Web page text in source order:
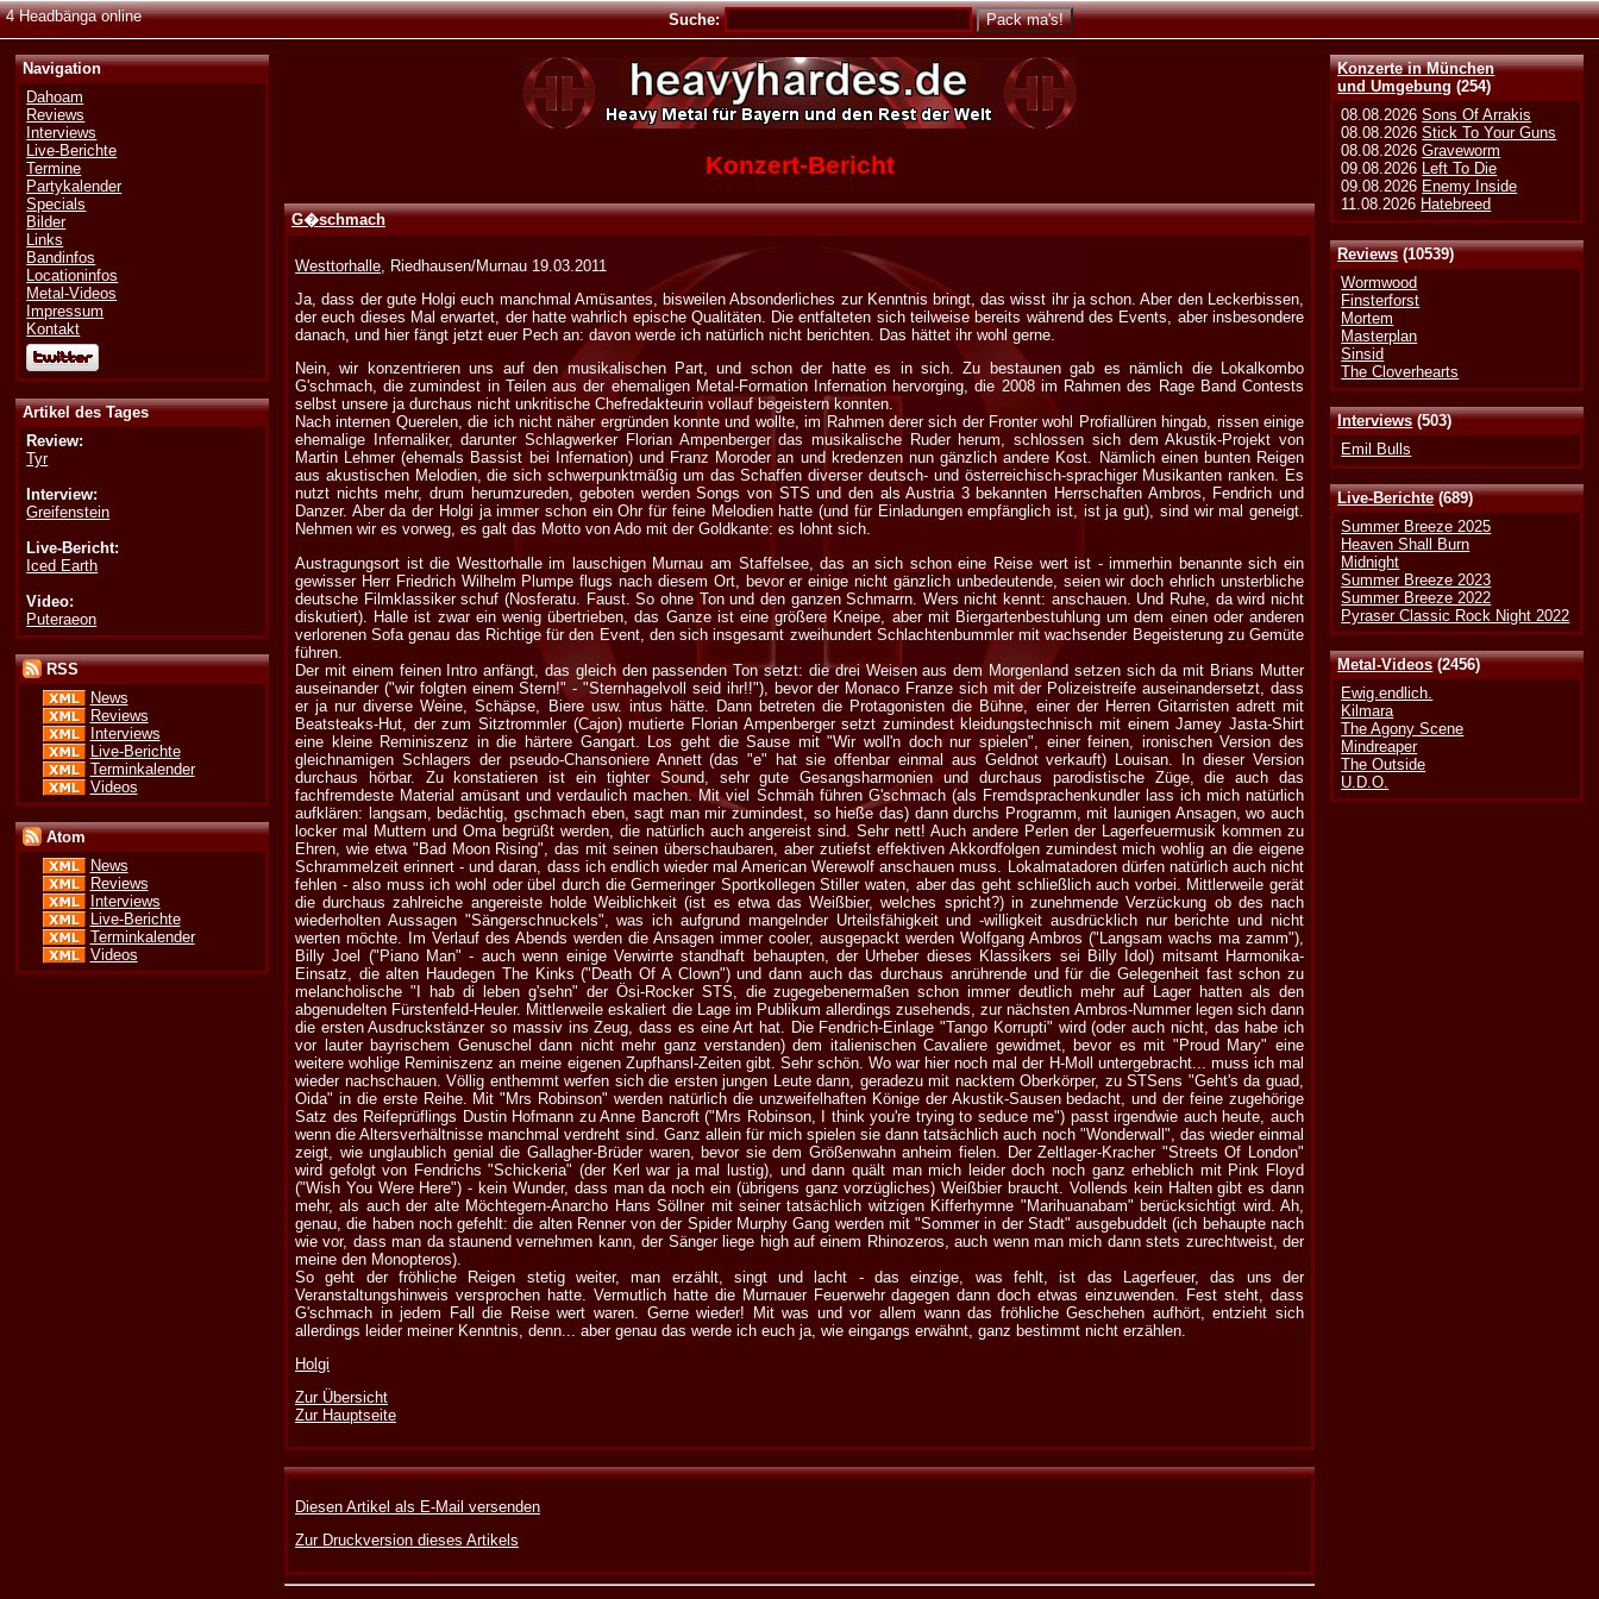
4 Headbänga online Suche:
Konzerte in München
und Umgebung (254)
08.08.2026Sons Of Arrakis
08.08.2026Stick To Your Guns
08.08.2026Graveworm
09.08.2026 Left To Die
09.08.2026 Enemy Inside
11.08.2026 Hatebreed
Reviews(10539)
Wormwood
Finsterforst
Mortem
Masterplan
Sinsid
The Cloverhearts
Interviews(503)
Emil Bulls
Live-Berichte(689)
Summer Breeze 2025
Heaven Shall Burn
Midnight
Summer Breeze 2023
Summer Breeze 2022
Pyraser Classic Rock Night 2022
Metal-Videos(2456)
Ewig.endlich.
Kilmara
The Agony Scene
Mindreaper
The Outside
U.D.O.
Navigation
Dahoam
Reviews
Interviews
Live-Berichte
Termine
Partykalender
Specials
Bilder
Links
Bandinfos
Locationinfos
Metal-Videos
Impressum
Kontakt
Artikel des Tages
Review:
Tyr
Interview:
Greifenstein
Live-Bericht:
Iced Earth
Video:
Puteraeon
RSS
News
Reviews
Interviews
Live-Berichte
Terminkalender
Videos
Atom
News
Reviews
Interviews
Live-Berichte
Terminkalender
Videos
Konzert-Bericht
G�schmach
Westtorhalle , Riedhausen/Murnau 19.03.2011
Ja, dass der gute Holgi euch manchmal Amüsantes, bisweilen Absonderliches zur Kenntnis bringt, das wisst ihr ja schon. Aber den Leckerbissen,
der euch dieses Mal erwartet, der hatte wahrlich epische Qualitäten. Die entfalteten sich teilweise bereits während des Events, aber insbesondere
danach, und hier fängt jetzt euer Pech an: davon werde ich natürlich nicht berichten. Das hättet ihr wohl gerne.
Nein, wir konzentrieren uns auf den musikalischen Part, und schon der hatte es in sich. Zu bestaunen gab es nämlich die Lokalkombo
G'schmach, die zumindest in Teilen aus der ehemaligen Metal-Formation Infernation hervorging, die 2008 im Rahmen des Rage Band Contests
selbst unsere ja durchaus nicht unkritische Chefredakteurin vollauf begeistern konnten.
Nach internen Querelen, die ich nicht näher ergründen konnte und wollte, im Rahmen derer sich der Fronter wohl Profiallüren hingab, rissen einige
ehemalige Infernaliker, darunter Schlagwerker Florian Ampenberger das musikalische Ruder herum, schlossen sich dem Akustik-Projekt von
Martin Lehmer (ehemals Bassist bei Infernation) und Franz Moroder an und kredenzen nun gänzlich andere Kost. Nämlich einen bunten Reigen
aus akustischen Melodien, die sich schwerpunktmäßig um das Schaffen diverser deutsch- und österreichisch-sprachiger Musikanten ranken. Es
nutzt nichts mehr, drum herumzureden, geboten werden Songs von STS und den als Austria 3 bekannten Herrschaften Ambros, Fendrich und
Danzer. Aber da der Holgi ja immer schon ein Ohr für feine Melodien hatte (und für Einladungen empfänglich ist, ist ja gut), sind wir mal geneigt.
Nehmen wir es vorweg, es galt das Motto von Ado mit der Goldkante: es lohnt sich.
Austragungsort ist die Westtorhalle im lauschigen Murnau am Staffelsee, das an sich schon eine Reise wert ist - immerhin benannte sich ein
gewisser Herr Friedrich Wilhelm Plumpe flugs nach diesem Ort, bevor er einige nicht gänzlich unbedeutende, seien wir doch ehrlich unsterbliche
deutsche Filmklassiker schuf (Nosferatu. Faust. So ohne Ton und den ganzen Schmarrn. Wers nicht kennt: anschauen. Und Ruhe, da wird nicht
diskutiert). Halle ist zwar ein wenig übertrieben, das Ganze ist eine größere Kneipe, aber mit Biergartenbestuhlung um dem einen oder anderen
verlorenen Sofa genau das Richtige für den Event, den sich insgesamt zweihundert Schlachtenbummler mit wachsender Begeisterung zu Gemüte
führen.
Der mit einem feinen Intro anfängt, das gleich den passenden Ton setzt: die drei Weisen aus dem Morgenland setzen sich da mit Brians Mutter
auseinander ("wir folgten einem Stern!" - "Sternhagelvoll seid ihr!!"), bevor der Monaco Franze sich mit der Polizeistreife auseinandersetzt, dass
er ja nur diverse Weine, Schäpse, Biere usw. intus hätte. Dann betreten die Protagonisten die Bühne, einer der Herren Gitarristen adrett mit
Beatsteaks-Hut, der zum Sitztrommler (Cajon) mutierte Florian Ampenberger setzt zumindest kleidungstechnisch mit einem Jamey Jasta-Shirt
eine kleine Reminiszenz in die härtere Gangart. Los geht die Sause mit "Wir woll'n doch nur spielen", einer feinen, ironischen Version des
gleichnamigen Schlagers der pseudo-Chansoniere Annett (das "e" hat sie offenbar einmal aus Geldnot verkauft) Louisan. In dieser Version
durchaus hörbar. Zu konstatieren ist ein tighter Sound, sehr gute Gesangsharmonien und durchaus parodistische Züge, die auch das
fachfremdeste Material amüsant und verdaulich machen. Mit viel Schmäh führen G'schmach (als Fremdsprachenkundler lass ich mich natürlich
aufklären: langsam, bedächtig, gschmach eben, sagt man mir zumindest, so hieße das) dann durchs Programm, mit launigen Ansagen, wo auch
locker mal Muttern und Oma begrüßt werden, die natürlich auch angereist sind. Sehr nett! Auch andere Perlen der Lagerfeuermusik kommen zu
Ehren, wie etwa "Bad Moon Rising", das mit seinen überschaubaren, aber zutiefst effektiven Akkordfolgen zumindest mich wohlig an die eigene
Schrammelzeit erinnert - und daran, dass ich endlich wieder mal American Werewolf anschauen muss. Lokalmatadoren dürfen natürlich auch nicht
fehlen - also muss ich wohl oder übel durch die Germeringer Sportkollegen Stiller waten, aber das geht schließlich auch vorbei. Mittlerweile gerät
die durchaus zahlreiche angereiste holde Weiblichkeit (ist es etwa das Weißbier, welches spricht?) in zunehmende Verzückung ob des nach
wiederholten Aussagen "Sängerschnuckels", was ich aufgrund mangelnder Urteilsfähigkeit und -willigkeit ausdrücklich nur berichte und nicht
werten möchte. Im Verlauf des Abends werden die Ansagen immer cooler, ausgepackt werden Wolfgang Ambros ("Langsam wachs ma zamm"),
Billy Joel ("Piano Man" - auch wenn einige Verwirrte standhaft behaupten, der Urheber dieses Klassikers sei Billy Idol) mitsamt Harmonika-
Einsatz, die alten Haudegen The Kinks ("Death Of A Clown") und dann auch das durchaus anrührende und für die Gelegenheit fast schon zu
melancholische "I hab di leben g'sehn" der Ösi-Rocker STS, die zugegebenermaßen schon immer deutlich mehr auf Lager hatten als den
abgenudelten Fürstenfeld-Heuler. Mittlerweile eskaliert die Lage im Publikum allerdings zusehends, zur nächsten Ambros-Nummer legen sich dann
die ersten Ausdruckstänzer so massiv ins Zeug, dass es eine Art hat. Die Fendrich-Einlage "Tango Korrupti" wird (oder auch nicht, das habe ich
vor lauter bayrischem Genuschel dann nicht mehr ganz verstanden) dem italienischen Cavaliere gewidmet, bevor es mit "Proud Mary" eine
weitere wohlige Reminiszenz an meine eigenen Zupfhansl-Zeiten gibt. Sehr schön. Wo war hier noch mal der H-Moll untergebracht... muss ich mal
wieder nachschauen. Völlig enthemmt werfen sich die ersten jungen Leute dann, geradezu mit nacktem Oberkörper, zu STSens "Geht's da guad,
Oida" in die erste Reihe. Mit "Mrs Robinson" werden natürlich die unzweifelhaften Könige der Akustik-Sausen bedacht, und der feine zugehörige
Satz des Reifeprüflings Dustin Hofmann zu Anne Bancroft ("Mrs Robinson, I think you're trying to seduce me") passt irgendwie auch heute, auch
wenn die Altersverhältnisse manchmal verdreht sind. Ganz allein für mich spielen sie dann tatsächlich auch noch "Wonderwall", das wieder einmal
zeigt, wie unglaublich genial die Gallagher-Brüder waren, bevor sie dem Größenwahn anheim fielen. Der Zeltlager-Kracher "Streets Of London"
wird gefolgt von Fendrichs "Schickeria" (der Kerl war ja mal lustig), und dann quält man mich leider doch noch ganz erheblich mit Pink Floyd
("Wish You Were Here") - kein Wunder, dass man da noch ein (übrigens ganz vorzügliches) Weißbier braucht. Vollends kein Halten gibt es dann
mehr, als auch der alte Möchtegern-Anarcho Hans Söllner mit seiner tatsächlich witzigen Kifferhymne "Marihuanabam" berücksichtigt wird. Ah,
genau, die haben noch gefehlt: die alten Renner von der Spider Murphy Gang werden mit "Sommer in der Stadt" ausgebuddelt (ich behaupte nach
wie vor, dass man da staunend vernehmen kann, der Sänger liege high auf einem Rhinozeros, auch wenn man mich dann stets zurechtweist, der
meine den Monopteros).
So geht der fröhliche Reigen stetig weiter, man erzählt, singt und lacht - das einzige, was fehlt, ist das Lagerfeuer, das uns der
Veranstaltungshinweis versprochen hatte. Vermutlich hatte die Murnauer Feuerwehr dagegen dann doch etwas einzuwenden. Fest steht, dass
G'schmach in jedem Fall die Reise wert waren. Gerne wieder! Mit was und vor allem wann das fröhliche Geschehen aufhört, entzieht sich
allerdings leider meiner Kenntnis, denn... aber genau das werde ich euch ja, wie eingangs erwähnt, ganz bestimmt nicht erzählen.
Holgi
Zur Übersicht
Zur Hauptseite
Diesen Artikel als E-Mail versenden
Zur Druckversion dieses Artikels